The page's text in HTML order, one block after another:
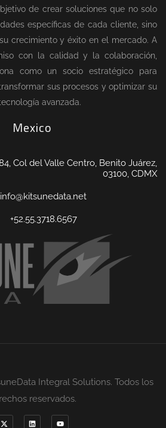
de crear soluciones que no solo
específicas de cada cliente, sino
crecimiento y éxito en el mercado. A
con la calidad y la colaboración,
como un socio estratégico para
sus procesos y optimizar su
avanzada.
Mexico
Col del Valle Centro, Benito Juárez,
03100, CDMX
info@kitsunedata.net
+52.55.3718.6567
Integral Solutions. Todos los
reservados.